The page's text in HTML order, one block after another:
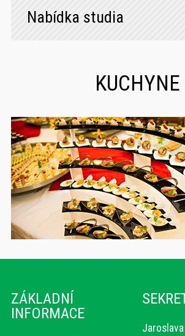
Nabídka studia
KUCHYNE
ZÁKLADNÍ
INFORMACE